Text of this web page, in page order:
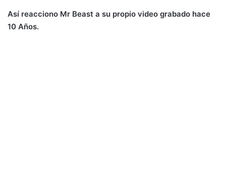
Así reacciono Mr Beast a su propio video grabado hace
10 Años.